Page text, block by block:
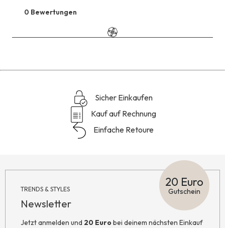
0 Bewertungen
Reviews
Sicher Einkaufen
Kauf auf Rechnung
Einfache Retoure
TRENDS & STYLES
Newsletter
20 Euro
Gutschein
Jetzt anmelden und 20 Eurobei deinem nächsten Einkauf